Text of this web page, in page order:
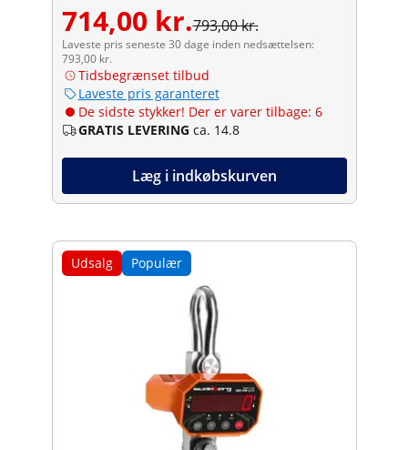
714,00 kr.793,00 kr.
Laveste pris seneste 30 dage inden nedsættelsen:
793,00 kr.
Tidsbegrænset tilbud
Laveste pris garanteret
De sidste stykker! Der er varer tilbage: 6
GRATIS LEVERING ca. 14.8
Læg i indkøbskurven
Udsalg Populær